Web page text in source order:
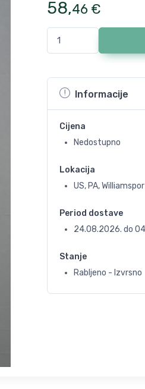
58,46 €
Informacije
Cijena
Nedostupno
Lokacija
US, PA,
Period dostave
24.08.2026. do
Stanje
Rabljeno - Izvrsno